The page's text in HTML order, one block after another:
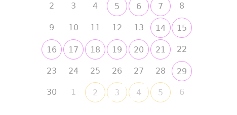
2 3 4 5 6 7 8
9 10 11 12 13 14 15
16 17 18 19 20 21 22
23 24 25 26 27 28 29
30 1 2 3 4 5 6